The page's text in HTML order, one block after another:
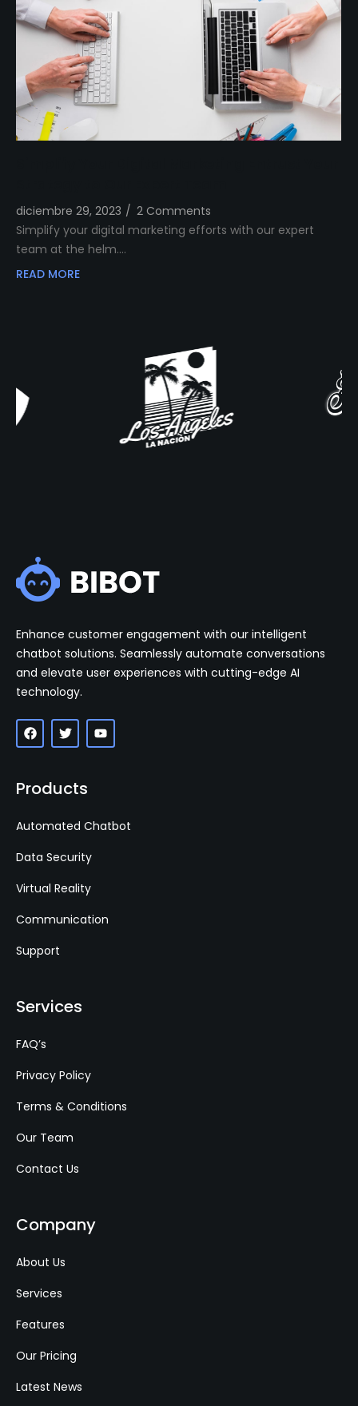
diciembre 29, 2023 / 2 Comments
Simplify your digital marketing efforts with our expert
team at the helm.…
READ MORE
Enhance customer engagement with our intelligent
chatbot solutions. Seamlessly automate conversations
and elevate user experiences with cutting-edge AI
technology.
Products
Automated Chatbot
Data Security
Virtual Reality
Communication
Support
Services
FAQ’s
Privacy Policy
Terms & Conditions
Our Team
Contact Us
Company
About Us
Services
Features
Our Pricing
Latest News